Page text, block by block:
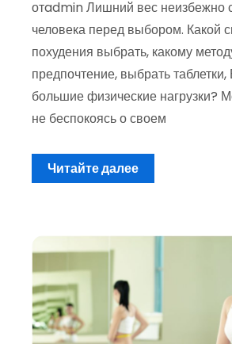
отadmin Лишний вес неизбежно
человека перед выбором. Какой
похудения выбрать, какому
предпочтение, выбрать
большие физические нагрузки?
не беспокоясь о своем
Читайте далее